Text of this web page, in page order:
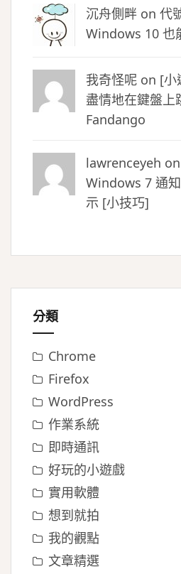
沉舟側畔 on 代
Windows 10 也
我奇怪呢 on [小
盡情地在鍵盤上
Fandango
lawrenceyeh on
Windows 7 通
示 [小技巧]
分類
Chrome
Firefox
WordPress
作業系統
即時通訊
好玩的小遊戲
實用軟體
想到就拍
我的觀點
文章精選